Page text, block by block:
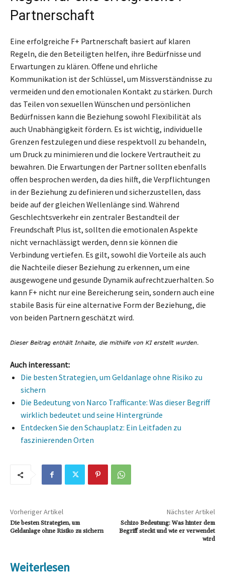
Partnerschaft
Eine erfolgreiche F+ Partnerschaft basiert auf klaren
Regeln, die den Beteiligten helfen, ihre Bedürfnisse und
Erwartungen zu klären. Offene und ehrliche
Kommunikation ist der Schlüssel, um Missverständnisse zu
vermeiden und den emotionalen Kontakt zu stärken. Durch
das Teilen von sexuellen Wünschen und persönlichen
Bedürfnissen kann die Beziehung sowohl Flexibilität als
auch Unabhängigkeit fördern. Es ist wichtig, individuelle
Grenzen festzulegen und diese respektvoll zu behandeln,
um Druck zu minimieren und die lockere Vertrautheit zu
bewahren. Die Erwartungen der Partner sollten ebenfalls
offen besprochen werden, da dies hilft, die Verpflichtungen
in der Beziehung zu definieren und sicherzustellen, dass
beide auf der gleichen Wellenlänge sind. Während
Geschlechtsverkehr ein zentraler Bestandteil der
Freundschaft Plus ist, sollten die emotionalen Aspekte
nicht vernachlässigt werden, denn sie können die
Verbindung vertiefen. Es gilt, sowohl die Vorteile als auch
die Nachteile dieser Beziehung zu erkennen, um eine
ausgewogene und gesunde Dynamik aufrechtzuerhalten. So
kann F+ nicht nur eine Bereicherung sein, sondern auch eine
stabile Basis für eine alternative Form der Beziehung, die
von beiden Partnern geschätzt wird.
Auch interessant:
Die besten Strategien, um Geldanlage ohne Risiko zu
sichern
Die Bedeutung von Narco Trafficante: Was dieser Begriff
wirklich bedeutet und seine Hintergründe
Entdecken Sie den Schauplatz: Ein Leitfaden zu
faszinierenden Orten
Vorheriger Artikel
Die besten Strategien, um
Geldanlage ohne Risiko zu sichern
Nächster Artikel
Schizo Bedeutung: Was hinter dem
Begriff steckt und wie er verwendet
wird
Weiterlesen